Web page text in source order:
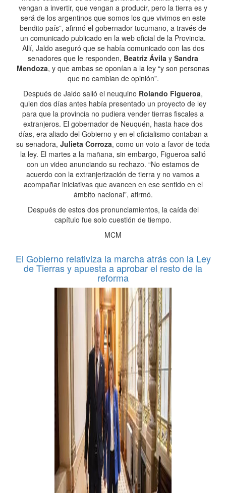
vengan a invertir, que vengan a producir, pero la tierra es y
será de los argentinos que somos los que vivimos en este
bendito país”, afirmó el gobernador tucumano, a través de
un comunicado publicado en la web oficial de la Provincia.
Allí, Jaldo aseguró que se había comunicado con las dos
senadores que le responden, Beatriz Ávila y Sandra
Mendoza, y que ambas se oponían a la ley “y son personas
que no cambian de opinión”.
Después de Jaldo salió el neuquino Rolando Figueroa,
quien dos días antes había presentado un proyecto de ley
para que la provincia no pudiera vender tierras fiscales a
extranjeros. El gobernador de Neuquén, hasta hace dos
días, era aliado del Gobierno y en el oficialismo contaban a
su senadora, Julieta Corroza, como un voto a favor de toda
la ley. El martes a la mañana, sin embargo, Figueroa salió
con un video anunciando su rechazo. “No estamos de
acuerdo con la extranjerización de tierra y no vamos a
acompañar iniciativas que avancen en ese sentido en el
ámbito nacional”, afirmó.
Después de estos dos pronunciamientos, la caída del
capítulo fue solo cuestión de tiempo.
MCM
El Gobierno relativiza la marcha atrás con la Ley
de Tierras y apuesta a aprobar el resto de la
reforma